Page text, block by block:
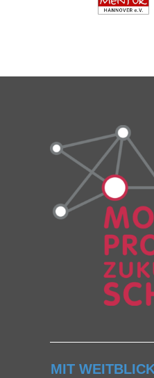
E
MIT